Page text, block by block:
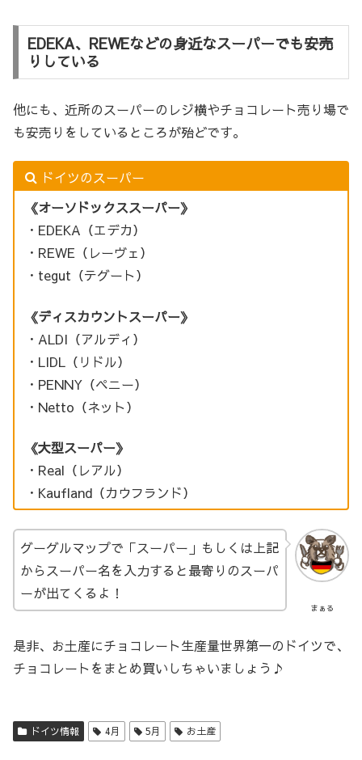
EDEKA、REWEなどの身近なスーパーでも安売
りしている
他にも、近所のスーパーのレジ横やチョコレート売り場で
も安売りをしているところが殆どです。
ドイツのスーパー
《オーソドックススーパー》
・EDEKA（エデカ）
・REWE（レーヴェ）
・tegut（テグート）
《ディスカウントスーパー》
・ALDI（アルディ）
・LIDL（リドル）
・PENNY（ペニー）
・Netto（ネット）
《大型スーパー》
・Real（レアル）
・Kaufland（カウフランド）
まぁる
グーグルマップで「スーパー」もしくは上記
からスーパー名を入力すると最寄りのスーパ
ーが出てくるよ！
是非、お土産にチョコレート生産量世界第一のドイツで、
チョコレートをまとめ買いしちゃいましょう♪
ドイツ情報 4月 5月 お土産